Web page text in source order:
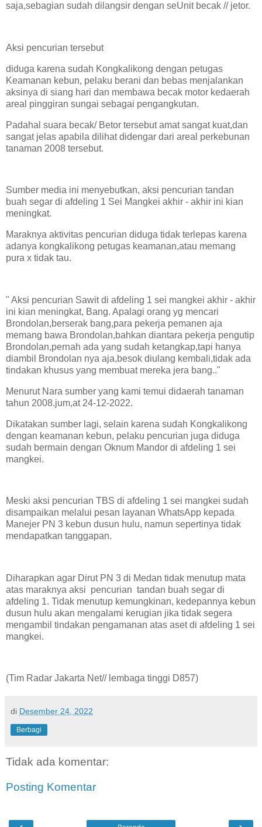
saja,sebagian sudah dilangsir dengan seUnit becak // jetor.
Aksi pencurian tersebut
diduga karena sudah Kongkalikong dengan petugas
Keamanan kebun, pelaku berani dan bebas menjalankan
aksinya di siang hari dan membawa becak motor kedaerah
areal pinggiran sungai sebagai pengangkutan.
Padahal suara becak/ Betor tersebut amat sangat kuat,dan
sangat jelas apabila dilihat didengar dari areal perkebunan
tanaman 2008 tersebut.
Sumber media ini menyebutkan, aksi pencurian tandan
buah segar di afdeling 1 Sei Mangkei akhir - akhir ini kian
meningkat.
Maraknya aktivitas pencurian diduga tidak terlepas karena
adanya kongkalikong petugas keamanan,atau memang
pura x tidak tau.
" Aksi pencurian Sawit di afdeling 1 sei mangkei akhir - akhir
ini kian meningkat, Bang. Apalagi orang yg mencari
Brondolan,berserak bang,para pekerja pemanen aja
memang bawa Brondolan,bahkan diantara pekerja pengutip
Brondolan,pernah ada yang sudah ketangkap,tapi hanya
diambil Brondolan nya aja,besok diulang kembali,tidak ada
tindakan khusus yang membuat mereka jera bang.."
Menurut Nara sumber yang kami temui didaerah tanaman
tahun 2008.jum,at 24-12-2022.
Dikatakan sumber lagi, selain karena sudah Kongkalikong
dengan keamanan kebun, pelaku pencurian juga diduga
sudah bermain dengan Oknum Mandor di afdeling 1 sei
mangkei.
Meski aksi pencurian TBS di afdeling 1 sei mangkei sudah
disampaikan melalui pesan layanan WhatsApp kepada
Manejer PN 3 kebun dusun hulu, namun sepertinya tidak
mendapatkan tanggapan.
Diharapkan agar Dirut PN 3 di Medan tidak menutup mata
atas maraknya aksi pencurian tandan buah segar di
afdeling 1. Tidak menutup kemungkinan, kedepannya kebun
dusun hulu akan mengalami kerugian jika tidak segera
mengambil tindakan pengamanan atas aset di afdeling 1 sei
mangkei.
(Tim Radar Jakarta Net// lembaga tinggi D857)
di Desember 24, 2022
Berbagi
Tidak ada komentar:
Posting Komentar